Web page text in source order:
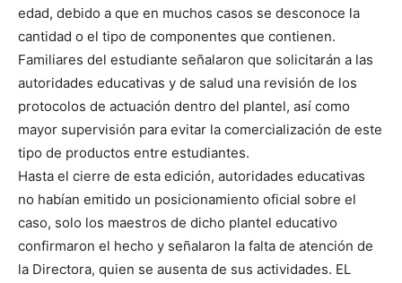
edad, debido a que en muchos casos se desconoce la
cantidad o el tipo de componentes que contienen.
Familiares del estudiante señalaron que solicitarán a las
autoridades educativas y de salud una revisión de los
protocolos de actuación dentro del plantel, así como
mayor supervisión para evitar la comercialización de este
tipo de productos entre estudiantes.
Hasta el cierre de esta edición, autoridades educativas
no habían emitido un posicionamiento oficial sobre el
caso, solo los maestros de dicho plantel educativo
confirmaron el hecho y señalaron la falta de atención de
la Directora, quien se ausenta de sus actividades. EL